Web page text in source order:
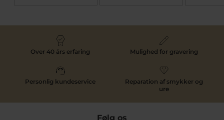
Over 40 års erfaring Mulighed for gravering
Personlig kundeservice
Reparation af smykker og
ure
Følg os